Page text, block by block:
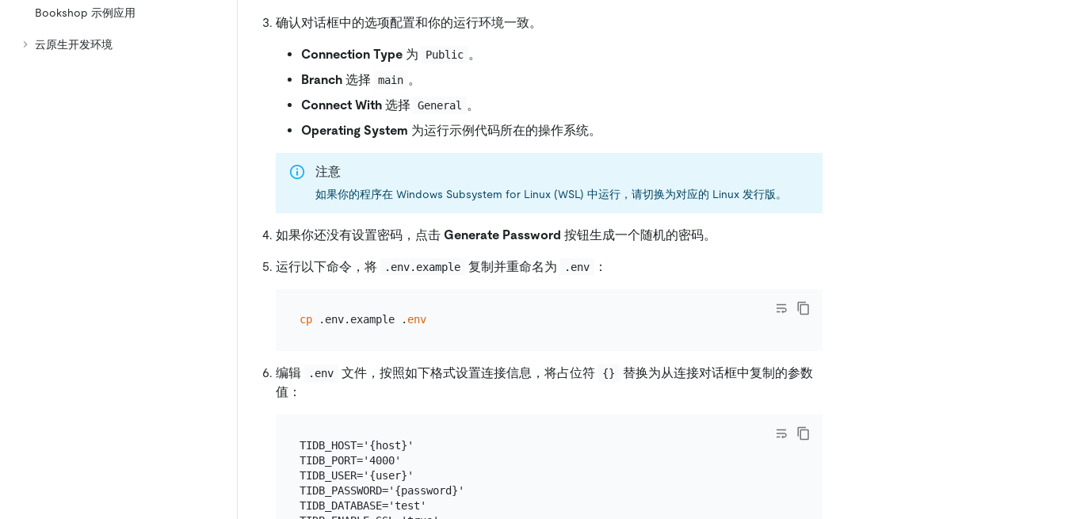
Bookshop 示例应用
云原生开发环境
确认对话框中的选项配置和你的运行环境一致。
Connection Type 为 Public 。
Branch 选择 main 。
Connect With 选择 General
。
Operating System 为运行示例代码所在的操作系统。
注意
如果你的程序在 Windows Subsystem for Linux (WSL) 中运行，请切换为对应的 Linux 发行版。
如果你还没有设置密码，点击 Generate Password 按钮生成一个随机的密码。
运行以下命令，将 .env.example 复制并重命名为 .env ：
cp .env.example . env
编辑 .env 文件，按照如下格式设置连接信息，将占位符 {}
替换为从连接对话框中复制的参数
值：
TIDB_HOST='{host}'
TIDB_PORT='4000'
TIDB_USER='{user}'
TIDB_PASSWORD='{password}'
TIDB_DATABASE='test'